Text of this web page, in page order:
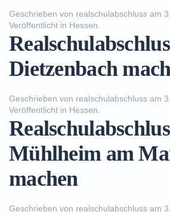
Geschrieben von realschulabschluss am
Veröffentlicht in Hessen
Dietzenbach
Geschrieben von realschulabschluss am
Veröffentlicht in Hessen
Mühlheim am
machen
Geschrieben von realschulabschluss am